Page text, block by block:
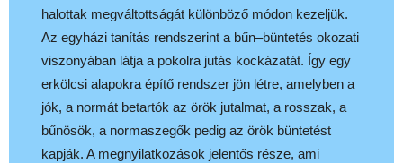
halottak megváltottságát különböző módon kezeljük.
Az egyházi tanítás rendszerint a bűn–büntetés okozati
viszonyában látja a pokolra jutás kockázatát. Így egy
erkölcsi alapokra építő rendszer jön létre, amelyben a
jók, a normát betartók az örök jutalmat, a rosszak, a
bűnösök, a normaszegők pedig az örök büntetést
kapják. A megnyilatkozások jelentős része, ami